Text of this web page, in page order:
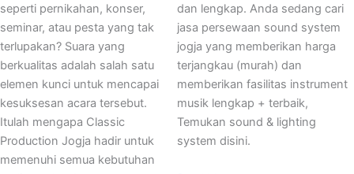
seperti pernikahan, konser,
seminar, atau pesta yang tak
terlupakan? Suara yang
berkualitas adalah salah satu
elemen kunci untuk mencapai
kesuksesan acara tersebut.
Itulah mengapa Classic
Production Jogja hadir untuk
memenuhi semua kebutuhan
dan lengkap. Anda sedang cari
jasa persewaan sound system
jogja yang memberikan harga
terjangkau (murah) dan
memberikan fasilitas instrument
musik lengkap + terbaik,
Temukan sound & lighting
system disini.